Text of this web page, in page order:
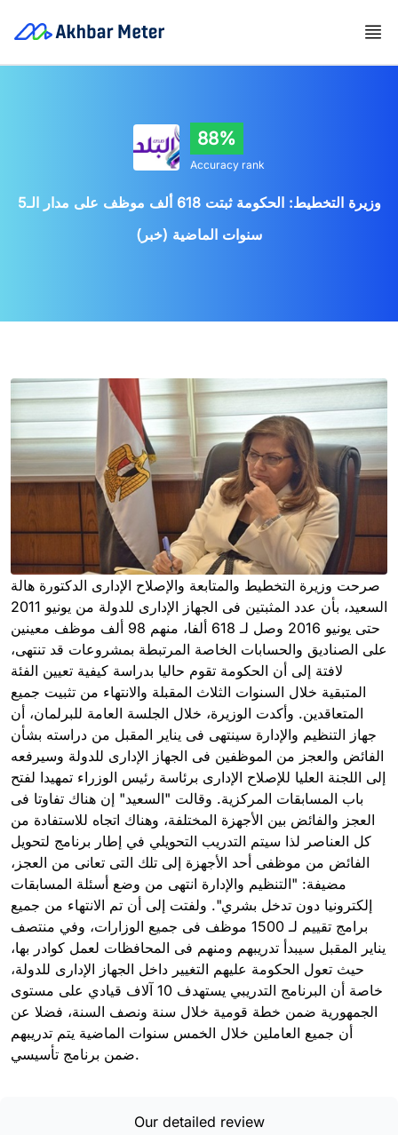
88%
Accuracy rank
وزيرة التخطيط: الحكومة ثبتت 618 ألف موظف على مدار الـ5
سنوات الماضية (خبر)
صرحت وزيرة التخطيط والمتابعة والإصلاح الإدارى الدكتورة هالة
السعيد، بأن عدد المثبتين فى الجهاز الإدارى للدولة من يونيو 2011
حتى يونيو 2016 وصل لـ 618 ألفا، منهم 98 ألف موظف معينين
على الصناديق والحسابات الخاصة المرتبطة بمشروعات قد تنتهى،
لافتة إلى أن الحكومة تقوم حاليا بدراسة كيفية تعيين الفئة
المتبقية خلال السنوات الثلاث المقبلة والانتهاء من تثبيت جميع
المتعاقدين. وأكدت الوزيرة، خلال الجلسة العامة للبرلمان، أن
جهاز التنظيم والإدارة سينتهى فى يناير المقبل من دراسته بشأن
الفائض والعجز من الموظفين فى الجهاز الإدارى للدولة وسيرفعه
إلى اللجنة العليا للإصلاح الإدارى برئاسة رئيس الوزراء تمهيدا لفتح
باب المسابقات المركزية. وقالت "السعيد" إن هناك تفاوتا فى
العجز والفائض بين الأجهزة المختلفة، وهناك اتجاه للاستفادة من
كل العناصر لذا سيتم التدريب التحويلي في إطار برنامج لتحويل
الفائض من موظفى أحد الأجهزة إلى تلك التى تعانى من العجز،
مضيفة: "التنظيم والإدارة انتهى من وضع أسئلة المسابقات
إلكترونيا دون تدخل بشري". ولفتت إلى أن تم الانتهاء من جميع
برامج تقييم لـ 1500 موظف فى جميع الوزارات، وفي منتصف
يناير المقبل سيبدأ تدريبهم ومنهم فى المحافظات لعمل كوادر بها،
حيث تعول الحكومة عليهم التغيير داخل الجهاز الإدارى للدولة،
خاصة أن البرنامج التدريبي يستهدف 10 آلاف قيادي على مستوى
الجمهورية ضمن خطة قومية خلال سنة ونصف السنة، فضلا عن
أن جميع العاملين خلال الخمس سنوات الماضية يتم تدريبهم
ضمن برنامج تأسيسي.
Our detailed review